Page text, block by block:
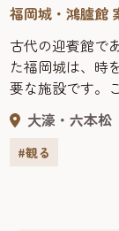
福岡城・鴻臚館
古代の迎賓館で
た福岡城は、時
要な施設です。
紐解くだけでな
るでしょう。 三
した内観に、鴻
大濠・六本松
#観る